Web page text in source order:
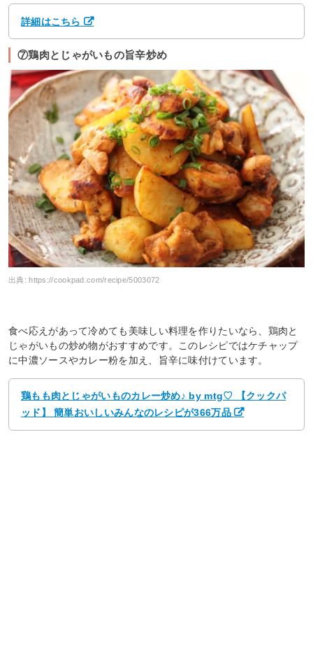
詳細はこちら
⑦鶏肉とじゃがいもの旨辛炒め
出典:https://cookpad.com/recipe/5003072
食べ応えがあって冷めても美味しい料理を作りたいなら、鶏肉と
じゃがいもの炒め物がおすすめです。このレシピではケチャップ
に中濃ソースやカレー粉を加え、旨辛に味付けています。
鶏もも肉とじゃがいものカレー炒め♪ by mtg♡ 【クックパ
ッド】 簡単おいしいみんなのレシピが366万品